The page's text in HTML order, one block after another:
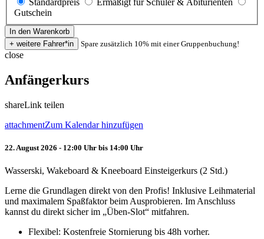
Standardpreis
Ermäßigt für Schüler & Abiturienten
Gutschein
Spare zusätzlich 10% mit einer Gruppenbuchung!
close
Anfängerkurs
shareLink teilen
attachmentZum Kalendar hinzufügen
22. August 2026 - 12:00 Uhr bis 14:00 Uhr
Wasserski, Wakeboard & Kneeboard Einsteigerkurs (2 Std.)
Lerne die Grundlagen direkt von den Profis! Inklusive Leihmaterial
und maximalem Spaßfaktor beim Ausprobieren. Im Anschluss
kannst du direkt sicher im „Üben-Slot“ mitfahren.
Flexibel: Kostenfreie Stornierung bis 48h vorher.